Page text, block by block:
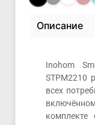
Описание
Inohom
STPM2210
всех
комплекте